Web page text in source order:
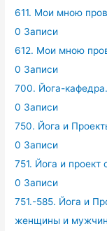
611. Мои мною
0 Записи
612. Мои мною
0 Записи
700. Йога-кафедра.
0 Записи
750. Йога и
0 Записи
751. Йога и проект
0 Записи
751.-585. Йога и
женщины и